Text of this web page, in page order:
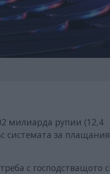
милиарда рупии (12,4
системата за
с господстващото